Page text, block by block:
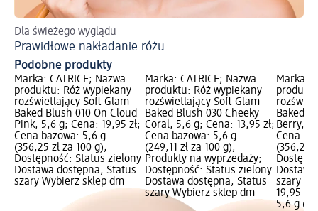
Dla świeżego wyglądu
Prawidłowe nakładanie różu
Podobne produkty
Marka: CATRICE; Nazwa
produktu: Róż wypiekany
rozświetlający Soft Glam
Baked Blush 010 On Cloud
Pink, 5,6 g; Cena: 19,95 zł;
Cena bazowa: 5,6 g
(356,25 zł za 100 g);
Dostępność: Status zielony
Dostawa dostępna, Status
szary Wybierz sklep dm
Marka: CATRICE; Nazwa
produktu: Róż wypiekany
rozświetlający Soft Glam
Baked Blush 030 Cheeky
Coral, 5,6 g; Cena: 13,95 zł;
Cena bazowa: 5,6 g
(249,11 zł za 100 g);
Produkty na wyprzedaży;
Dostępność: Status zielony
Dostawa dostępna, Status
szary Wybierz sklep dm
Marka:
Baked
Berry,
Cena
(356,25
szary
19,95 zł
5,6 g